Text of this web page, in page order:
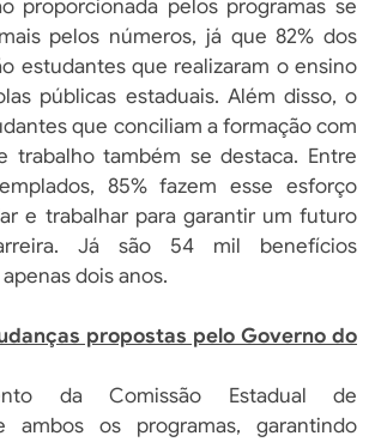
proporcionada pelos programas se
pelos números, já que 82% dos
estudantes que realizaram o ensino
públicas estaduais. Além disso, o
que conciliam a formação com
trabalho também se destaca. Entre
85% fazem esse esforço
e trabalhar para garantir um futuro
Já são 54 mil benefícios
dois anos.
propostas pelo Governo do
da Comissão Estadual de
ambos os programas, garantindo